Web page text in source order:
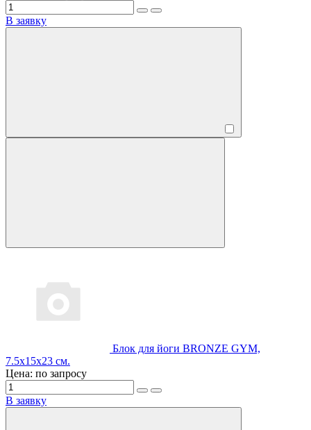
В заявку
Блок для йоги BRONZE GYM,
7.5x15x23 см.
Цена: по запросу
В заявку